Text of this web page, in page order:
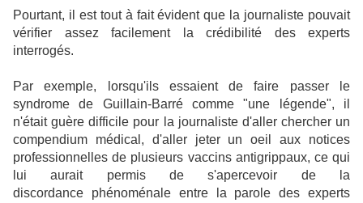
Pourtant, il est tout à fait évident que la journaliste pouvait
vérifier assez facilement la crédibilité des experts
interrogés.
Par exemple, lorsqu'ils essaient de faire passer le
syndrome de Guillain-Barré comme "une légende", il
n'était guère difficile pour la journaliste d'aller chercher un
compendium médical, d'aller jeter un oeil aux notices
professionnelles de plusieurs vaccins antigrippaux, ce qui
lui aurait permis de s'apercevoir de la
discordance phénoménale entre la parole des experts